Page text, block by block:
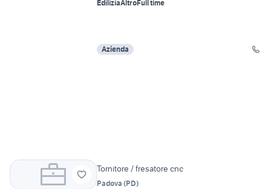
EdiliziaAltroFull time
Azienda
Tornitore / fresatore cnc
Padova (PD)